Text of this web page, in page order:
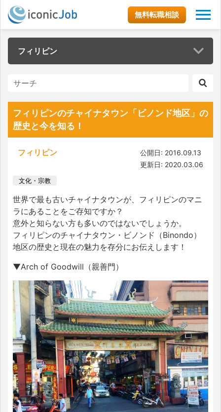
無料転職相談
フィリピン
フィリピンのチャイナタウン「ビノンド地区」の
歴史と今を知る！
フィリピン
公開日: 2016.09.13
更新日: 2020.03.06
文化・宗教
世界で最も古いチャイナタウンが、フィリピンのマニ
ラにあることをご存知ですか？
意外と知らない方も多いのではないでしょうか。
フィリピンのチャイナタウン・ビノンド（Binondo）
地区の歴史と現在の魅力を存分にお伝えします！
▼Arch of Goodwill（親善門）